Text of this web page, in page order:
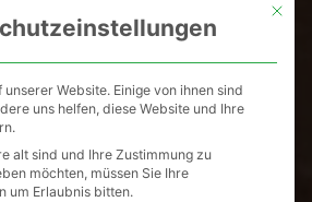
Mit
Website. Einige von ihnen sind
uns helfen, diese Website und Ihre
alt sind und Ihre Zustimmung zu
möchten, müssen Sie Ihre
um Erlaubnis bitten.